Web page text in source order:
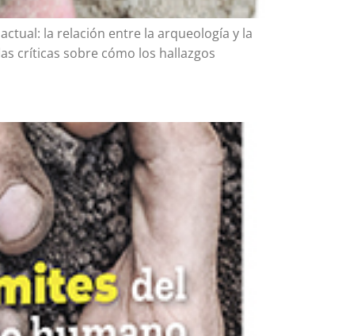
la relación entre la arqueología y la
críticas sobre cómo los hallazgos